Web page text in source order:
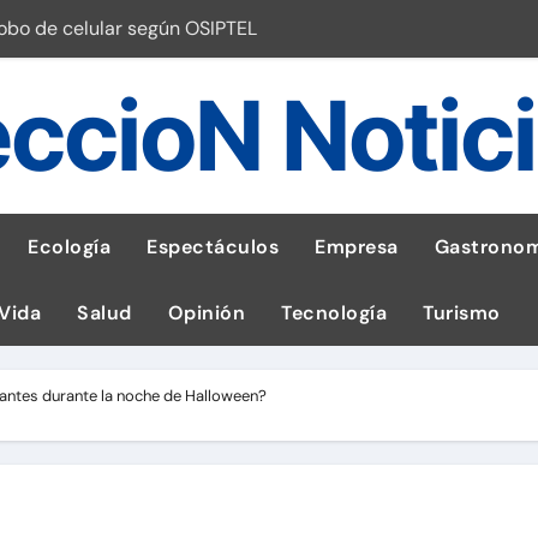
de celular según OSIPTEL
¡Descarga la app de Meridianbet y gana una jugada
inspirado en la fuerza de un volcán
1,600 equipos educativos
por ignorar distancias de seguridad
de GEI en sus operaciones
Ecología Espectáculos Empresa
Salud Opinión Tecnología Turismo
durante la noche de Halloween?